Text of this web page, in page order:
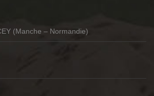
(Manche – Normandie)